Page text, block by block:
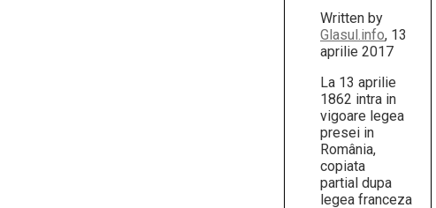
Written by
Glasul.info, 13
aprilie 2017
La 13 aprilie
1862 intra in
vigoare legea
presei in
România,
copiata
partial dupa
legea franceza